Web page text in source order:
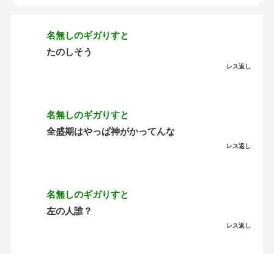
名無しのギガりすと
たのしそう
レス返し
名無しのギガりすと
全盛期はやっぱ神がかってんな
レス返し
名無しのギガりすと
左の人誰？
レス返し